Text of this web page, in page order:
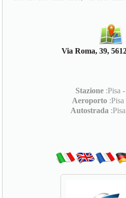
Via Roma, 39,
Stazione :Pisa
Aeroporto
Autostrada